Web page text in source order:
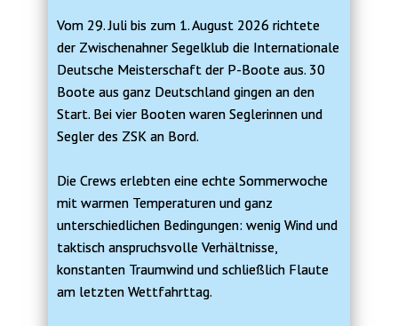
Vom 29. Juli bis zum 1. August 2026 richtete
der Zwischenahner Segelklub die Internationale
Deutsche Meisterschaft der P-Boote aus. 30
Boote aus ganz Deutschland gingen an den
Start. Bei vier Booten waren Seglerinnen und
Segler des ZSK an Bord.
Die Crews erlebten eine echte Sommerwoche
mit warmen Temperaturen und ganz
unterschiedlichen Bedingungen: wenig Wind und
taktisch anspruchsvolle Verhältnisse,
konstanten Traumwind und schließlich Flaute
am letzten Wettfahrttag.